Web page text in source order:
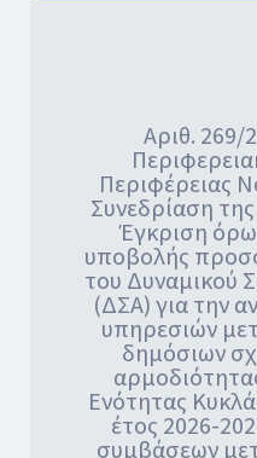
Αριθ.
Περιφέρειας
Συνεδρίαση
Έγκριση
υποβολής
του Δυναμικού
(ΔΣΑ) για την
υπηρεσιών
δημόσιων
Ενότητας
έτος 2026-
συμβάσεων